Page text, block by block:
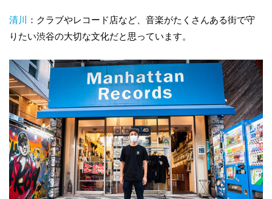
清川
：クラブやレコード店など、音楽がたくさんある街で守
りたい渋谷の大切な文化だと思っています。